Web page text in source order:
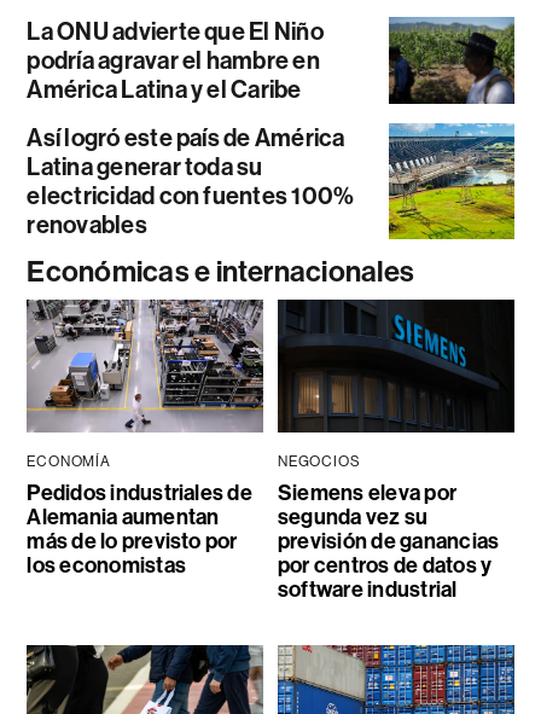
La ONU advierte que El Niño
podría agravar el hambre en
América Latina y el Caribe
Así logró este país de América
Latina generar toda su
electricidad con fuentes 100%
renovables
Económicas e internacionales
ECONOMÍA
Pedidos industriales de
Alemania aumentan
más de lo previsto por
los economistas
NEGOCIOS
Siemens eleva por
segunda vez su
previsión de ganancias
por centros de datos y
software industrial